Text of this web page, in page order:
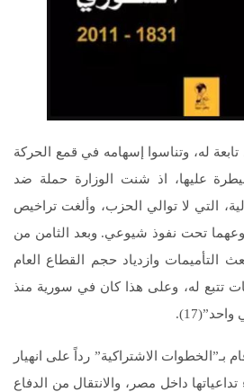
تابعة له، وتناسوا إسهامه في قمع الحركة
عليها، اذ شنت الوزارة حملة ضد
التي لا توالي الحزب، وألغت تراخيص
تحت نفوذ شيوعي. وبعد الثامن من
استغل البعث التأميمات وازدياد حجم القطاع العام
تتبع له، وعلى هذا كان في سورية منذ
بـ”الخطوات الاشتراكية” رداً على انهيار
تداعياتها داخل مصر، والانتقال من الدفاع